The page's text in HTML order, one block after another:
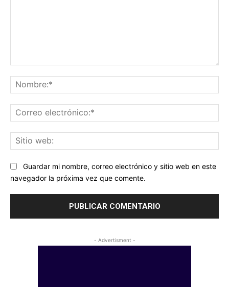
Guardar mi nombre, correo electrónico y sitio web en este
navegador la próxima vez que comente.
- Advertisment -